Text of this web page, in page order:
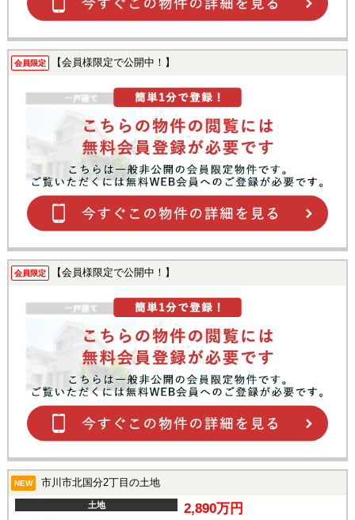
会員限定 【会員様限定で公開中！】
会員限定 【会員様限定で公開中！】
NEW 市川市北国分2丁目の土地
土地 2,890万円